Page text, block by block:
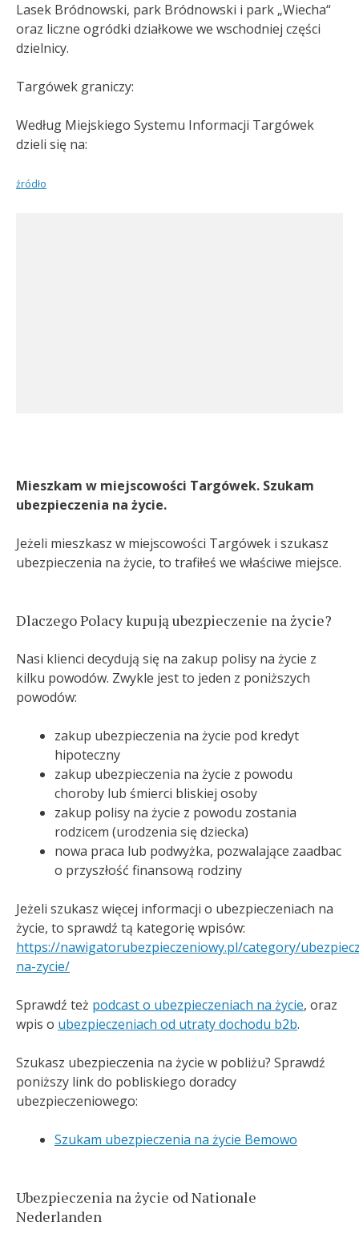
Lasek Bródnowski, park Bródnowski i park „Wiecha“
oraz liczne ogródki działkowe we wschodniej części
dzielnicy.
Targówek graniczy:
Według Miejskiego Systemu Informacji Targówek
dzieli się na:
źródło
Mieszkam w miejscowości Targówek. Szukam
ubezpieczenia na życie.
Jeżeli mieszkasz w miejscowości Targówek i szukasz
ubezpieczenia na życie, to trafiłeś we właściwe miejsce.
Dlaczego Polacy kupują ubezpieczenie na życie?
Nasi klienci decydują się na zakup polisy na życie z
kilku powodów. Zwykle jest to jeden z poniższych
powodów:
zakup ubezpieczenia na życie pod kredyt
hipoteczny
zakup ubezpieczenia na życie z powodu
choroby lub śmierci bliskiej osoby
zakup polisy na życie z powodu zostania
rodzicem (urodzenia się dziecka)
nowa praca lub podwyżka, pozwalające zaadbac
o przyszłość finansową rodziny
Jeżeli szukasz więcej informacji o ubezpieczeniach na
życie, to sprawdź tą kategorię wpisów:
https://nawigatorubezpieczeniowy.pl/category/
na-zycie/
Sprawdź też podcast o ubezpieczeniach na życie, oraz
wpis o ubezpieczeniach od utraty dochodu b2b.
Szukasz ubezpieczenia na życie w pobliżu? Sprawdź
poniższy link do pobliskiego doradcy
ubezpieczeniowego:
Szukam ubezpieczenia na życie Bemowo
Ubezpieczenia na życie od Nationale
Nederlanden